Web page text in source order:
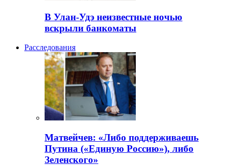
В Улан-Удэ неизвестные ночью
вскрыли банкоматы
Расследования
Матвейчев: «Либо поддерживаешь
Путина («Единую Россию»), либо
Зеленского»